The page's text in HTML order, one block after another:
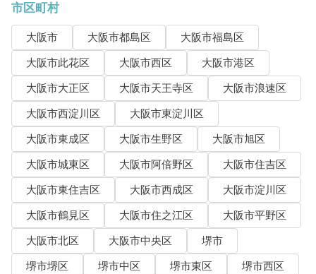
市区町村
大阪市 大阪市都島区
大阪市福島区
大阪市此花区
大阪市西区
大阪市港区
大阪市大正区
大阪市天王寺区
大阪市浪速区
大阪市西淀川区
大阪市東淀川区
大阪市東成区
大阪市生野区
大阪市旭区
大阪市城東区
大阪市阿倍野区
大阪市住吉区
大阪市東住吉区
大阪市西成区
大阪市淀川区
大阪市鶴見区
大阪市住之江区
大阪市平野区
大阪市北区
大阪市中央区
堺市
堺市堺区
堺市中区 堺市東区
堺市西区